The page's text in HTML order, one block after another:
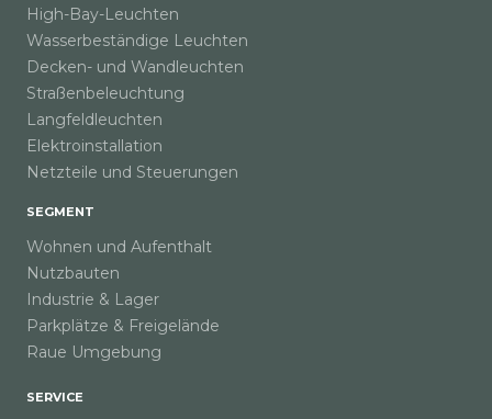
High-Bay-Leuchten
Wasserbeständige Leuchten
Decken- und Wandleuchten
Straßenbeleuchtung
Langfeldleuchten
Elektroinstallation
Netzteile und Steuerungen
SEGMENT
Wohnen und Aufenthalt
Nutzbauten
Industrie & Lager
Parkplätze & Freigelände
Raue Umgebung
SERVICE